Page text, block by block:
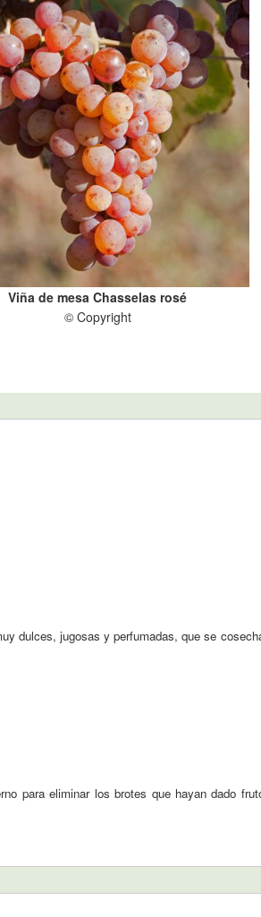
Viña de mesa Chasselas rosé
© Copyright
dulces, jugosas y perfumadas, que se
para eliminar los brotes que hayan dado